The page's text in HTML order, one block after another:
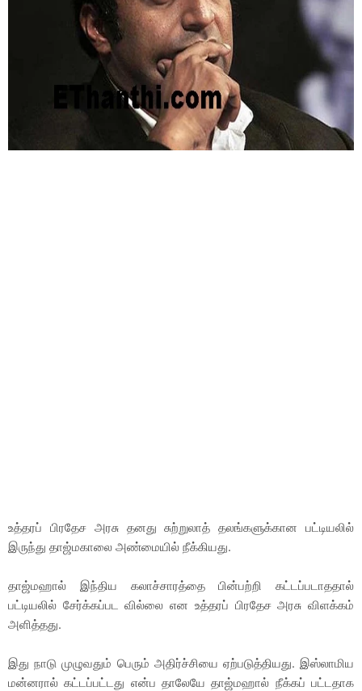
உத்தரப் பிரதேச அரசு தனது சுற்றுலாத் தலங்களுக்கான பட்டியலில்
இருந்து தாஜ்மகாலை அண்மையில் நீக்கியது.
தாஜ்மஹால் இந்திய கலாச்சாரத்தை பின்பற்றி கட்டப்படாததால்
பட்டியலில் சேர்க்கப்பட வில்லை என உத்தரப் பிரதேச அரசு விளக்கம்
அளித்தது.
இது நாடு முழுவதும் பெரும் அதிர்ச்சியை ஏற்படுத்தியது. இஸ்லாமிய
மன்னரால் கட்டப்பட்டது என்ப தாலேயே தாஜ்மஹால் நீக்கப் பட்டதாக